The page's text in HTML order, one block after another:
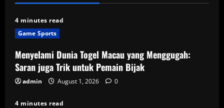
4 minutes read
Game Sports
Menyelami Dunia Togel Macau yang Menggugah:
Saran juga Trik untuk Pemain Bijak
admin August 1, 2026 0
4 minutes read